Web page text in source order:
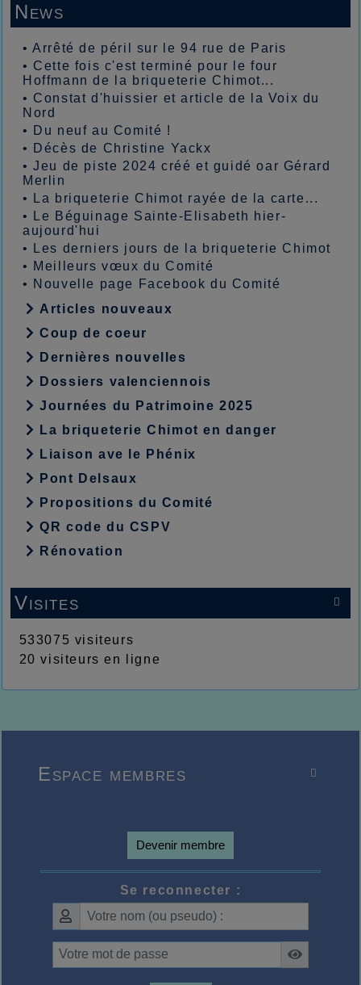
News
•Arrêté de péril sur le 94 rue de Paris
• Cette fois c'est terminé pour le four
Hoffmann de la briqueterie Chimot...
• Constat d'huissier et article de la Voix du
Nord
•
Du neuf au Comité !
•
Décès de Christine Yackx
•Jeu de piste 2024 créé et guidé oar Gérard
Merlin
•
La briqueterie Chimot rayée de la carte...
•
Le Béguinage Sainte-Elisabeth hier-
aujourd'hui
•
Les derniers jours de la briqueterie Chimot
• Meilleurs vœux du Comité
• Nouvelle page Facebook du Comité
Articles nouveaux
Coup de coeur
Dernières nouvelles
Dossiers valenciennois
Journées du Patrimoine 2025
La briqueterie Chimot en danger
Liaison ave le Phénix
Pont Delsaux
Propositions du Comité
QR code du CSPV
Rénovation

Visites
533075 visiteurs
20 visiteurs en ligne

Espace membres
Devenir membre
Se reconnecter :